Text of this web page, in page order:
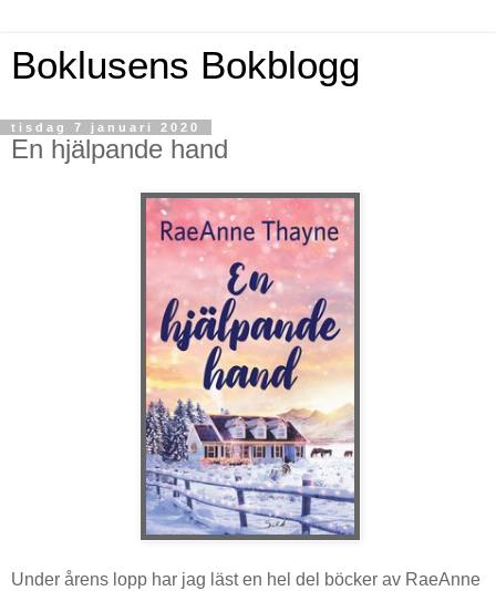
Boklusens Bokblogg
tisdag 7 januari 2020
En hjälpande hand
Under årens lopp har jag läst en hel del böcker av RaeAnne